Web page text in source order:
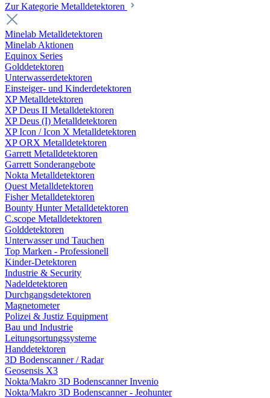
Zur Kategorie Metalldetektoren
Minelab Metalldetektoren
Minelab Aktionen
Equinox Series
Golddetektoren
Unterwasserdetektoren
Einsteiger- und Kinderdetektoren
XP Metalldetektoren
XP Deus II Metalldetektoren
XP Deus (I) Metalldetektoren
XP Icon / Icon X Metalldetektoren
XP ORX Metalldetektoren
Garrett Metalldetektoren
Garrett Sonderangebote
Nokta Metalldetektoren
Quest Metalldetektoren
Fisher Metalldetektoren
Bounty Hunter Metalldetektoren
C.scope Metalldetektoren
Golddetektoren
Unterwasser und Tauchen
Top Marken - Professionell
Kinder-Detektoren
Industrie & Security
Nadeldetektoren
Durchgangsdetektoren
Magnetometer
Polizei & Justiz Equipment
Bau und Industrie
Leitungsortungssysteme
Handdetektoren
3D Bodenscanner / Radar
Geosensis X3
Nokta/Makro 3D Bodenscanner Invenio
Nokta/Makro 3D Bodenscanner - Jeohunter